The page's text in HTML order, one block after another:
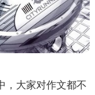
，大家对作文都不